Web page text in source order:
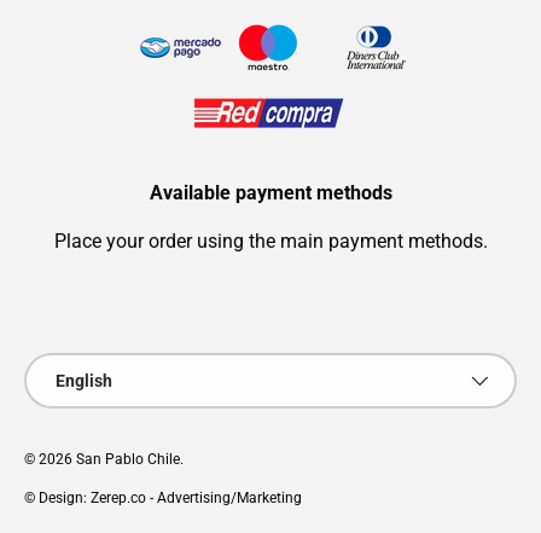
Available payment methods
Place your order using the main payment methods.
Language
English
© 2026 San Pablo Chile.
© Design: Zerep.co - Advertising/Marketing